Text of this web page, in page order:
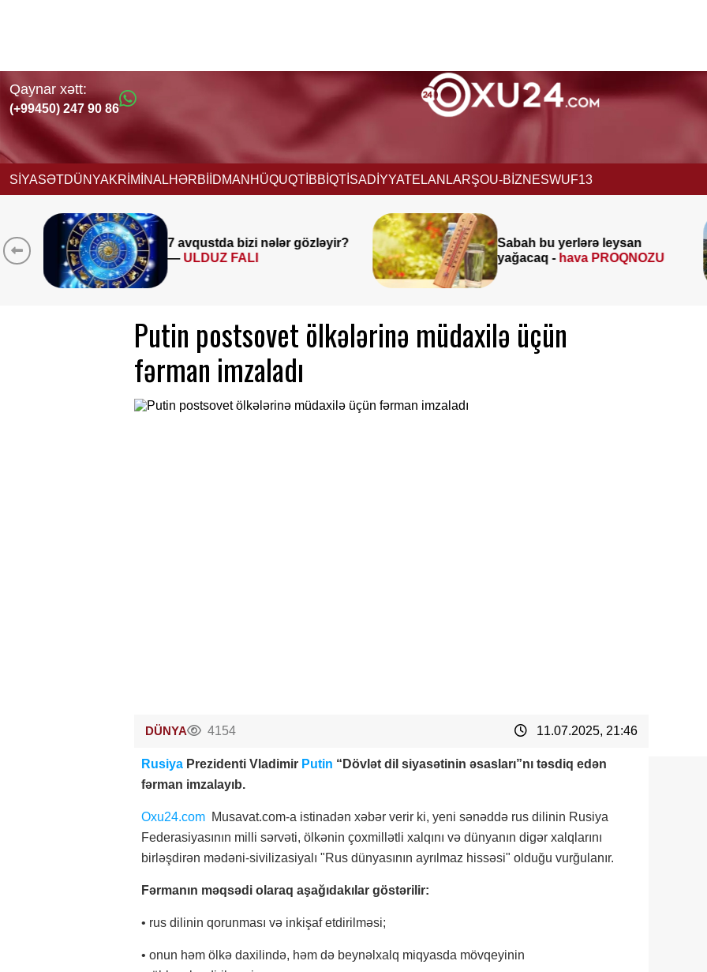
Qaynar xətt:
(+99450) 247 90 86
SİYASƏTDÜNYAKRİMİNAL HƏRBİİDMANHÜQUQTİBBİQTİSADİYYATELANLARŞOU-BİZNESWUF13
gözləyir?
Sabah bu yerlərə leysan
yağacaq -
hava PROQNOZU
Əmək pensiyalarında və
müavinətlərdə ARTIM
-
Deputat AÇIQLADI
Putin postsovet ölkələrinə müdaxilə üçün
fərman imzaladı
DÜNYA 4154 11.07.2025, 21:46
Rusiya Prezidenti Vladimir Putin “Dövlət dil siyasətinin əsasları”nı təsdiq edən
fərman imzalayıb.
Oxu24.com Musavat.com-a istinadən xəbər verir ki, yeni sənəddə rus dilinin Rusiya
Federasiyasının milli sərvəti, ölkənin çoxmillətli xalqını və dünyanın digər xalqlarını
birləşdirən mədəni-sivilizasiyalı "Rus dünyasının ayrılmaz hissəsi" olduğu vurğulanır.
Fərmanın məqsədi olaraq aşağıdakılar göstərilir:
• rus dilinin qorunması və inkişaf etdirilməsi;
• onun həm ölkə daxilində, həm də beynəlxalq miqyasda mövqeyinin